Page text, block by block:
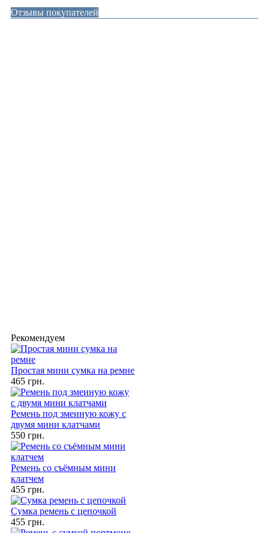
Отзывы покупателей
Рекомендуем
Простая мини сумка на ремне
465 грн.
Ремень под змеиную кожу с
двумя мини клатчами
550 грн.
Ремень со съёмным мини
клатчем
455 грн.
Сумка ремень с цепочкой
455 грн.